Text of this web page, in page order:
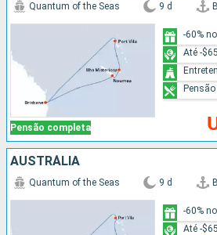
Pensão completa
Quantum of the Seas 9 d
-60%
Até -
AUSTRÁLIA
Quantum of the Seas 9 d
-60%
Até -